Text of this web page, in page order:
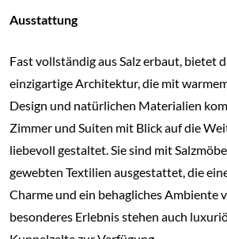
Ausstattung
Fast vollständig aus Salz erbaut, bietet
einzigartige Architektur, die mit
Design und natürlichen Materialien
Zimmer und Suiten mit Blick auf die
liebevoll gestaltet. Sie sind mit
gewebten Textilien ausgestattet, die
Charme und ein behagliches Ambiente
besonderes Erlebnis stehen auch